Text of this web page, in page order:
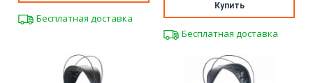
Бесплатная доставка
Купить
Бесплатная доставка